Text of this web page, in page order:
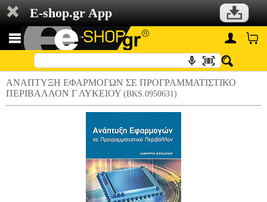
E-shop.gr App
ΑΝΑΠΤΥΞΗ ΕΦΑΡΜΟΓΩΝ ΣΕ ΠΡΟΓΡΑΜΜΑΤΙΣΤΙΚΟ
ΠΕΡΙΒΑΛΛΟΝ Γ ΛΥΚΕΙΟΥ (BKS.0950631)